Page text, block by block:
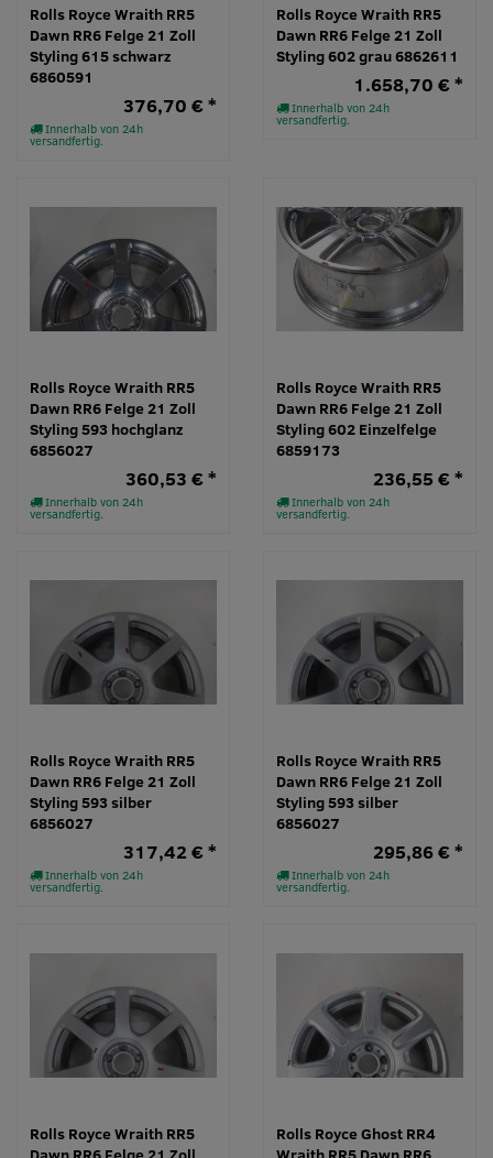
Rolls Royce Wraith RR5
Dawn RR6 Felge 21 Zoll
Styling 615 schwarz
6860591
Innerhalb von 24h
versandfertig.
376,70 € *
Rolls Royce Wraith RR5
Dawn RR6 Felge 21 Zoll
Styling 602 grau 6862611
Innerhalb von 24h
versandfertig.
1.658,70 € *
Rolls Royce Wraith RR5
Dawn RR6 Felge 21 Zoll
Styling 593 hochglanz
6856027
Innerhalb von 24h
versandfertig.
360,53 € *
Rolls Royce Wraith RR5
Dawn RR6 Felge 21 Zoll
Styling 602 Einzelfelge
6859173
Innerhalb von 24h
versandfertig.
236,55 € *
Rolls Royce Wraith RR5
Dawn RR6 Felge 21 Zoll
Styling 593 silber
6856027
Innerhalb von 24h
versandfertig.
317,42 € *
Rolls Royce Wraith RR5
Dawn RR6 Felge 21 Zoll
Styling 593 silber
6856027
Innerhalb von 24h
versandfertig.
295,86 € *
Rolls Royce Wraith RR5
Rolls Royce Ghost RR4